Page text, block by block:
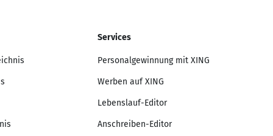
Services
Personalgewinnung mit XING
Werben auf XING
Lebenslauf-Editor
Anschreiben-Editor